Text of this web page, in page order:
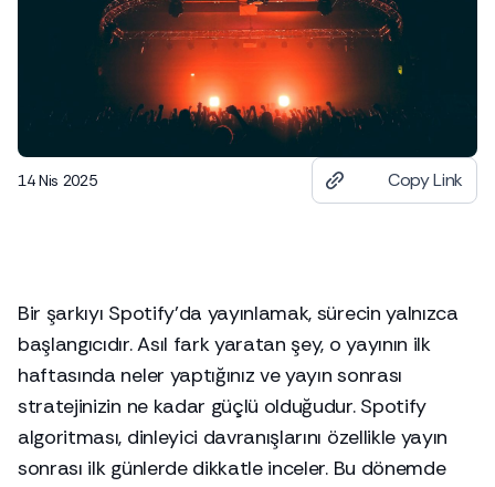
14 Nis 2025 Copy Link
Bir şarkıyı Spotify’da yayınlamak, sürecin yalnızca
başlangıcıdır. Asıl fark yaratan şey, o yayının ilk
haftasında neler yaptığınız ve yayın sonrası
stratejinizin ne kadar güçlü olduğudur. Spotify
algoritması, dinleyici davranışlarını özellikle yayın
sonrası ilk günlerde dikkatle inceler. Bu dönemde